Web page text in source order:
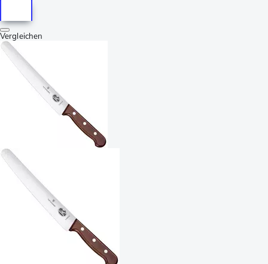
Vergleichen